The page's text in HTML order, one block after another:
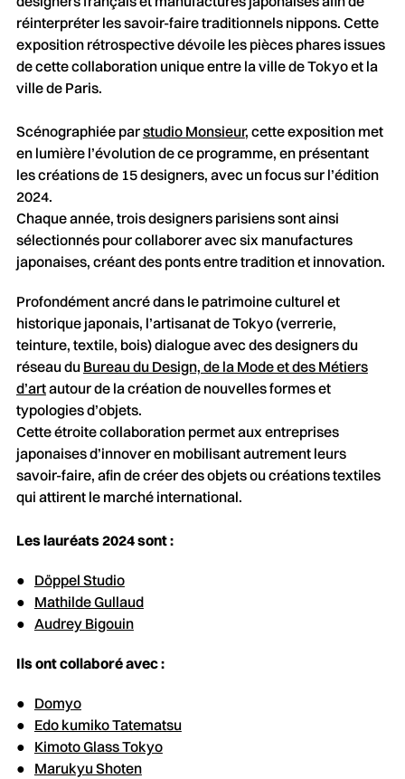
réinterpréter les savoir-faire traditionnels nippons. Cette
exposition rétrospective dévoile les pièces phares issues
de cette collaboration unique entre la ville de Tokyo et la
ville de Paris.
Scénographiée parstudio Monsieur, cette exposition met
en lumière l’évolution de ce programme, en présentant
les créations de 15 designers, avec un focus sur l’édition
2024.
Chaque année, trois designers parisiens sont ainsi
sélectionnés pour collaborer avec six manufactures
japonaises, créant des ponts entre tradition et innovation.
Profondément ancré dans le patrimoine culturel et
historique japonais, l’artisanat de Tokyo (verrerie,
teinture, textile, bois) dialogue avec des designers du
réseau du Bureau du Design, de la Mode et des Métiers
d’artautour de la création de nouvelles formes et
typologies d’objets.
Cette étroite collaboration permet aux entreprises
japonaises d’innover en mobilisant autrement leurs
savoir-faire, afin de créer des objets ou créations textiles
qui attirent le marché international.
Les lauréats 2024 sont :
Döppel Studio
Mathilde Gullaud
Audrey Bigouin
Ils ont collaboré avec :
Domyo
Edo kumiko Tatematsu
Kimoto Glass Tokyo
Marukyu Shoten